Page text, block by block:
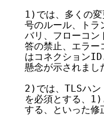
1)では、多くの
号のルール、トラ
バリ、フローコン
答の禁止、エラー
はコネクション
懸念が示されまし
2)では、TLSハン
を必須とする、
する、といった修